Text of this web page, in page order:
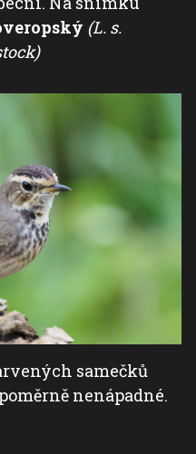
(L. s.
samečků
nenápadné.